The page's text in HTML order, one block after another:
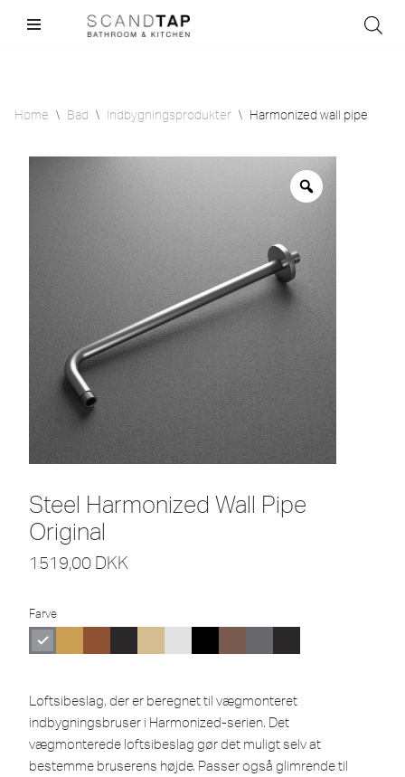
Home \ Bad \ Indbygningsprodukter \ Harmonized wall pipe
Steel Harmonized Wall Pipe
Original
1519,00 DKK
Farve
Loftsibeslag, der er beregnet til vægmonteret
indbygningsbruser i Harmonized-serien. Det
vægmonterede loftsibeslag gør det muligt selv at
bestemme bruserens højde. Passer også glimrende til